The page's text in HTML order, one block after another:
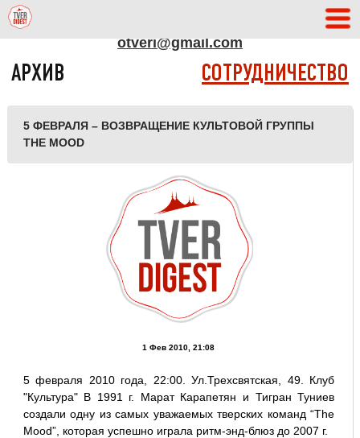
otveri@gmail.com
АРХИВ СОТРУДНИЧЕСТВО
5 ФЕВРАЛЯ – ВОЗВРАЩЕНИЕ КУЛЬТОВОЙ ГРУППЫ
THE MOOD
1 Фев 2010, 21:08
5 февраля 2010 года, 22:00. Ул.Трехсвятская, 49. Клуб
"Культура" В 1991 г. Марат Карапетян и Тигран Туниев
создали одну из самых уважаемых тверских команд “The
Mood”, которая успешно играла ритм-энд-блюз до 2007 г.